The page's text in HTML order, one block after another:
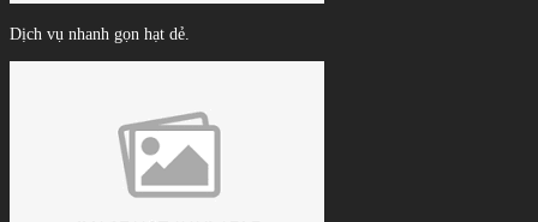
Dịch vụ nhanh gọn hạt dẻ.